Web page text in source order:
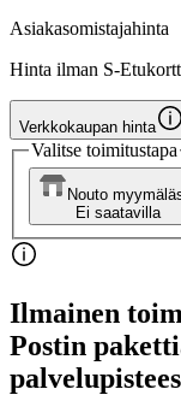
Asiakasomistajahinta
Hinta ilman S-
Verkkokaupan hinta
Valitse toimitustapa
Nouto
Ei saatavilla
Ilmainen
Postin